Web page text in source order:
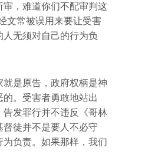
，难道你们不配审判这
文常被误用来要让受害
无须对自己的行为负
是原告，政府权柄是神
。受害者勇敢地站出
发罪行并不违反《哥林
徒并不是要人不必守
负责。如果那样，我们